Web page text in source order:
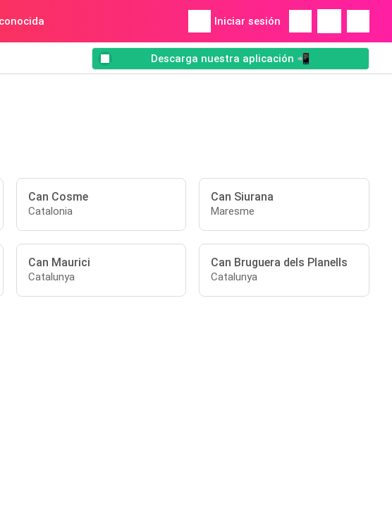
Iniciar sesión
Descarga nuestra aplicación 📲
Can Cosme
Catalonia
Can Siurana
Maresme
Can Maurici
Catalunya
Can Bruguera dels Planells
Catalunya